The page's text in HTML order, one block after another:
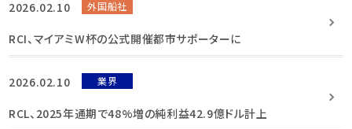
2026.02.10 外国船社
RCI、マイアミW杯の公式開催都市サポーターに
2026.02.10 業界
RCL、2025年通期で48%増の純利益42.9億ドル計上